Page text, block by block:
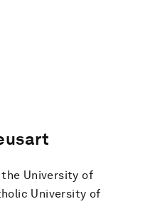
the University of
University of